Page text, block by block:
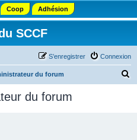
Coop Adhésion
SCCF
Connexion
S’enregistrer
du forum
du forum